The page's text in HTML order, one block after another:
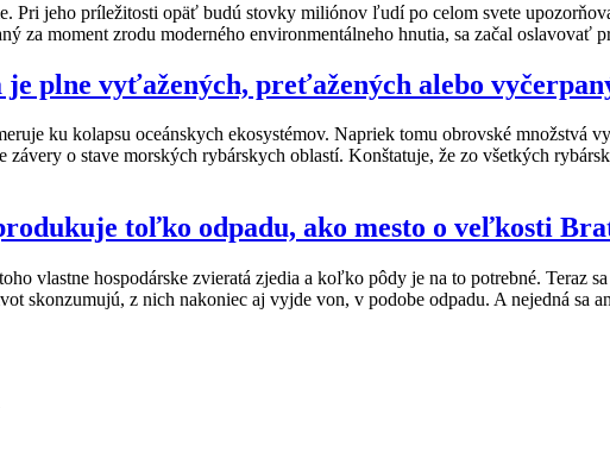
Pri jeho príležitosti opäť budú stovky miliónov ľudí po celom svete
za moment zrodu moderného environmentálneho hnutia, sa začal
plne vyťažených, preťažených alebo
ku kolapsu oceánskych ekosystémov. Napriek tomu obrovské množstvá
o stave morských rybárskych oblastí. Konštatuje, že zo všetkých
toľko odpadu, ako mesto o veľkosti
vlastne hospodárske zvieratá zjedia a koľko pôdy je na to potrebné. Teraz
skonzumujú, z nich nakoniec aj vyjde von, v podobe odpadu. A nejedná sa